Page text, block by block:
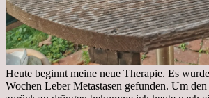
Heute beginnt meine neue Therapie. Es
Wochen Leber Metastasen gefunden. Um